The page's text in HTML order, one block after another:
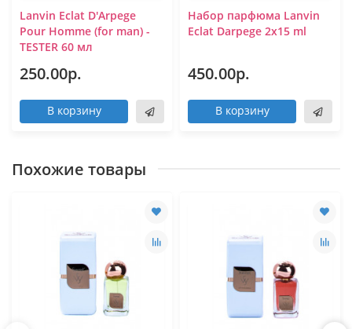
Lanvin Eclat D'Arpege
Pour Homme (for man) -
TESTER 60 мл
250.00р.
В корзину
Набор парфюма Lanvin
Eclat Darpege 2x15 ml
450.00р.
В корзину
Похожие товары